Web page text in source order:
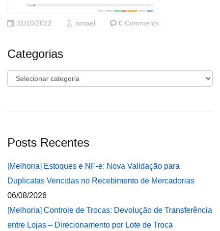
31/10/2022 ismael 0 Comments
Categorias
Categorias
Posts Recentes
[Melhoria] Estoques e NF-e: Nova Validação para
Duplicatas Vencidas no Recebimento de Mercadorias
06/08/2026
[Melhoria] Controle de Trocas: Devolução de Transferência
entre Lojas – Direcionamento por Lote de Troca